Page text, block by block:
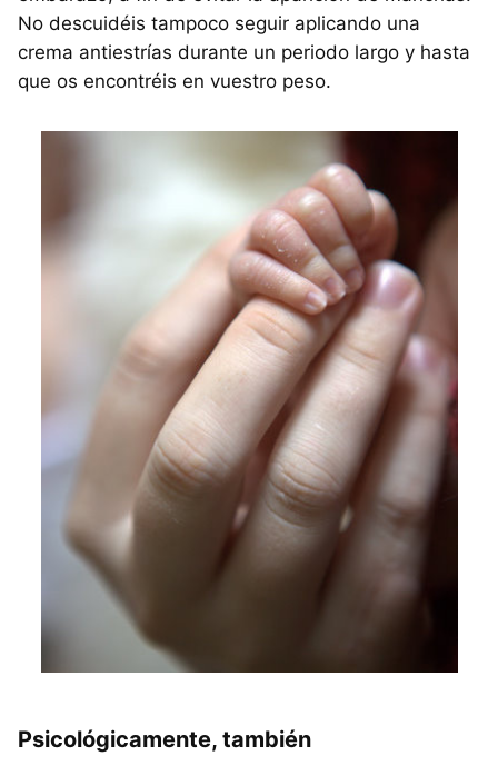
No descuidéis tampoco seguir aplicando una
crema antiestrías durante un periodo largo y hasta
que os encontréis en vuestro peso.
Psicológicamente, también